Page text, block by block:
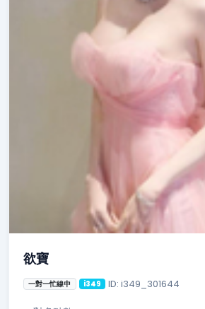
欲寶
一對一忙線中 i349 ID: i349_301644